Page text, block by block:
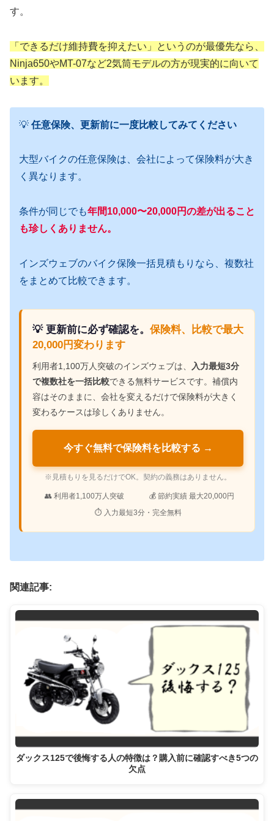
す。
「できるだけ維持費を抑えたい」というのが最優先なら、
Ninja650やMT-07など2気筒モデルの方が現実的に向いて
います。
💡 任意保険、更新前に一度比較してみてください
大型バイクの任意保険は、会社によって保険料が大き
く異なります。
条件が同じでも年間10,000〜20,000円の差が出ること
も珍しくありません。
インズウェブのバイク保険一括見積もりなら、複数社
をまとめて比較できます。
💡 更新前に必ず確認を。 保険料、比較で最大
20,000円変わります
利用者1,100万人突破のインズウェブは、
入力最短3分
で複数社を一括比較できる無料サービスです。補償内
容はそのままに、会社を変えるだけで保険料が大きく
変わるケースは珍しくありません。
今すぐ無料で保険料を比較する →
※見積もりを見るだけでOK。契約の義務はありません。
👥 利用者1,100万人突破
💰 節約実績 最大20,000円
⏱ 入力最短3分・完全無料
関連記事:
ダックス125で後悔する人の特徴は？購入前に確認すべき5つの
欠点